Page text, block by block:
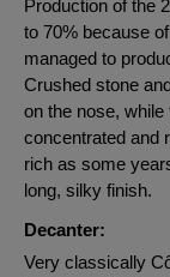
Production of the
to 70% because
managed to
Crushed stone
on the nose,
concentrated and
rich as some
long, silky finish.
Decanter:
Very classically